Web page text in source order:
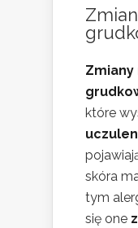
które
skóra
tym
się one